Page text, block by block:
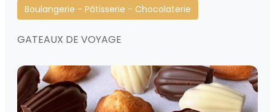
Boulangerie - Pâtisserie - Chocolaterie
GATEAUX DE VOYAGE